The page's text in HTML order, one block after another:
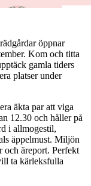
öppnar
Kom och titta
gamla tiders
platser under
äkta par att viga
12.30 och håller på
i allmogestil,
äppelmust. Miljön
och äreport. Perfekt
ta kärleksfulla